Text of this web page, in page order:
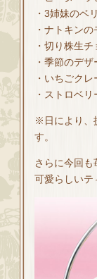
・3姉妹のベ
・ナトキン
・切り株生
・季節のデ
・いちごクレ
・ストロベ
※日により、
す。
さらに今回も
可愛らしいテ